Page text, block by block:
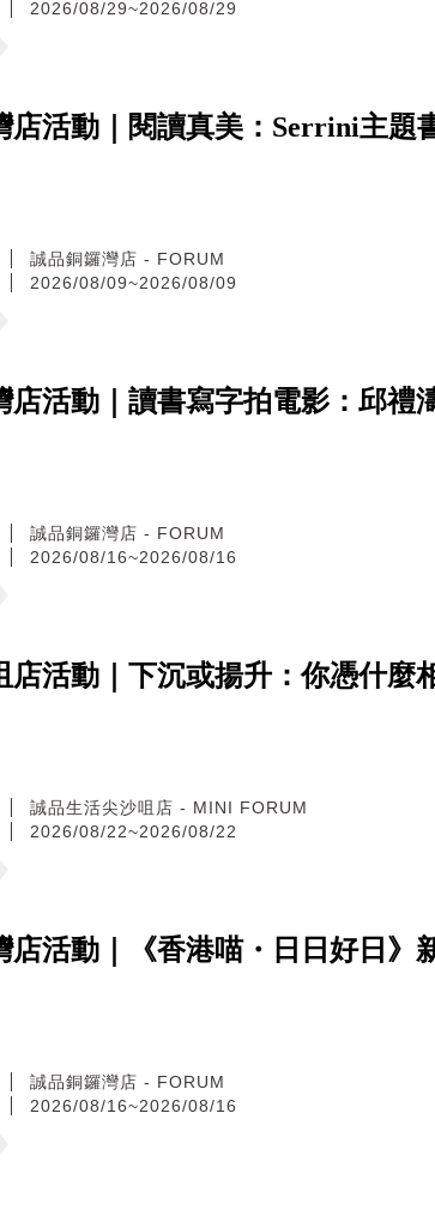
2026/08/29~2026/08/29
店活動｜閱讀真美：Serrini主題
誠品銅鑼灣店 - FORUM
2026/08/09~2026/08/09
店活動｜讀書寫字拍電影：邱禮
誠品銅鑼灣店 - FORUM
2026/08/16~2026/08/16
店活動｜下沉或揚升：你憑什麼
誠品生活尖沙咀店 - MINI FORUM
2026/08/22~2026/08/22
店活動｜《香港喵・日日好日》
誠品銅鑼灣店 - FORUM
2026/08/16~2026/08/16